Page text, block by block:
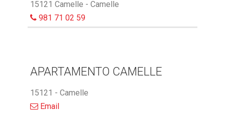
15121 Camelle - Camelle
981 71 02 59
APARTAMENTO CAMELLE
15121 - Camelle
Email